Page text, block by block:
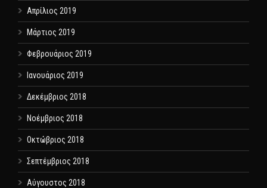
Απρίλιος 2019
Μάρτιος 2019
Φεβρουάριος 2019
Ιανουάριος 2019
Δεκέμβριος 2018
Νοέμβριος 2018
Οκτώβριος 2018
Σεπτέμβριος 2018
Αύγουστος 2018